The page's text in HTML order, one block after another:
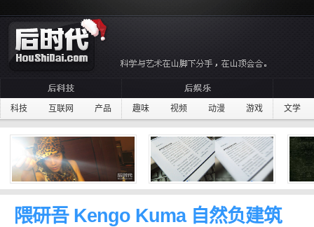
科技 互联网 产品 趣味 视频 动漫 游戏 文学
隈研吾 Kengo Kuma 自然负建筑